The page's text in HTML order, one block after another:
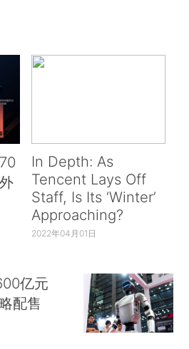
In Depth: As
Tencent Lays Off
Staff, Is Its ‘Winter’
Approaching?
2022年04月01日
亿元
配售